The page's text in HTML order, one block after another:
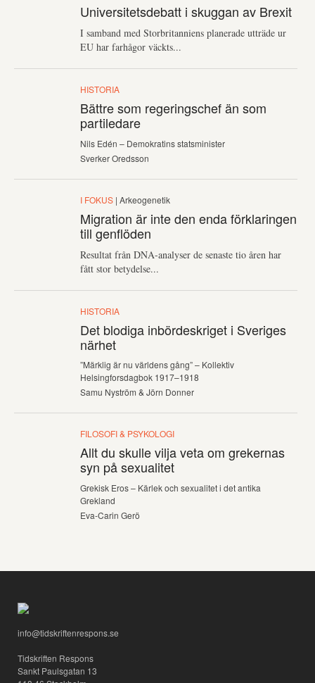
Universitetsdebatt i skuggan av Brexit
I samband med Storbritanniens planerade utträde ur
EU har farhågor väckts...
HISTORIA
Bättre som regeringschef än som
partiledare
Nils Edén – Demokratins statsminister
Sverker Oredsson
I FOKUS | Arkeogenetik
Migration är inte den enda förklaringen
till genflöden
Resultat från DNA-analyser de senaste tio åren har
fått stor betydelse...
HISTORIA
Det blodiga inbördeskriget i Sveriges
närhet
”Märklig är nu världens gång” – Kollektiv
Helsingforsdagbok 1917–1918
Samu Nyström & Jörn Donner
FILOSOFI & PSYKOLOGI
Allt du skulle vilja veta om grekernas
syn på sexualitet
Grekisk Eros – Kärlek och sexualitet i det antika
Grekland
Eva-Carin Gerö
info@tidskriftenrespons.se
Tidskriften Respons
Sankt Paulsgatan 13